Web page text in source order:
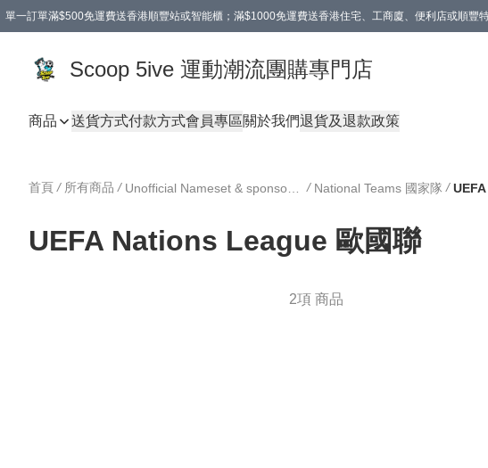
單一訂單滿$500免運費送香港順豐站或智能櫃；滿$1000免運費送香港住宅、工商廈、便利店或順豐
Scoop 5ive 運動潮流團購專門店
商品 送貨方式付款方式會員專區關於我們退貨及退款政策
首頁 / 所有商品 / / National Teams 國家隊 /
UEFA Nations League 歐國聯
2項 商品